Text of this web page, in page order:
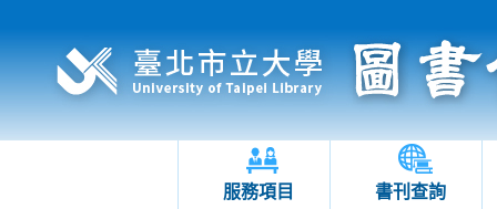
服務項目 書刊查詢